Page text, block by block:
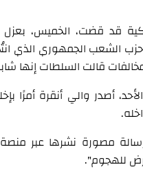
قد قضت، الخميس، بعزل
حزب الشعب الجمهوري الذي
أصدر والي أنقرة أمرًا
مصورة نشرها عبر
للهجوم".